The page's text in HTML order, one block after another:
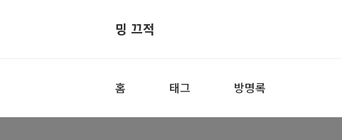
밍 끄적
홈 태그 방명록